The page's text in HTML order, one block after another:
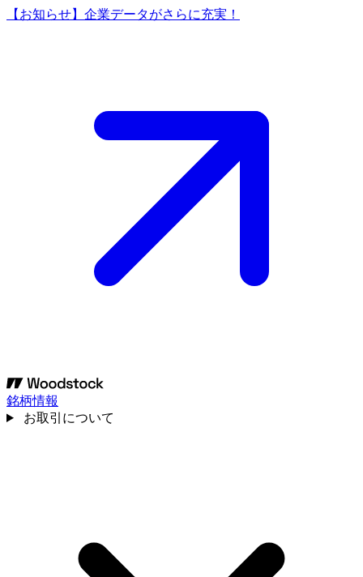
【お知らせ】企業データがさらに充実！
銘柄情報
お取引について